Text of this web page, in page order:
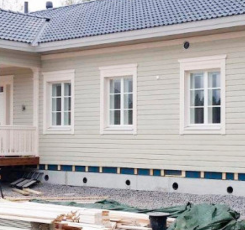
UUSI UNELMISTA
TALOKIRJA ON
Upea yli 200-sivuinen talokirja!
Tilaa esite